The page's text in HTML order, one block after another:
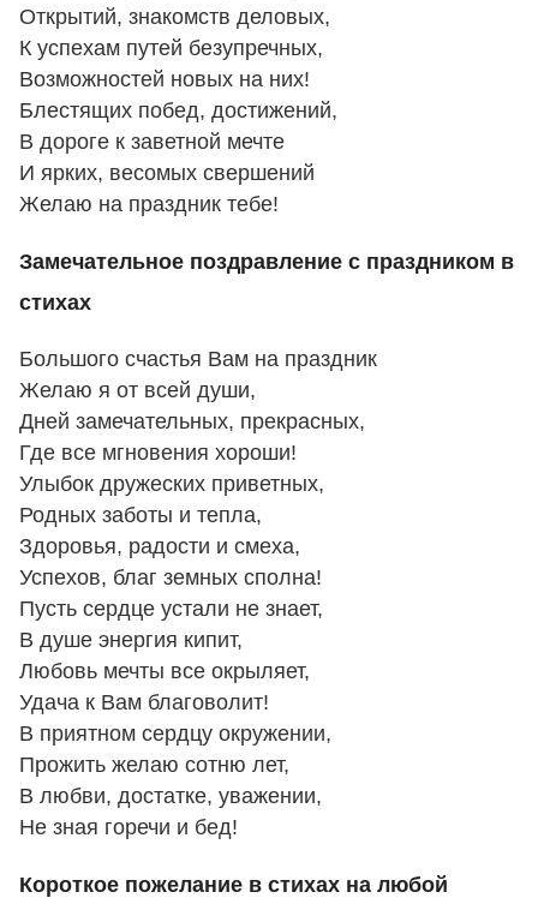
Открытий, знакомств деловых,
К успехам путей безупречных,
Возможностей новых на них!
Блестящих побед, достижений,
В дороге к заветной мечте
И ярких, весомых свершений
Желаю на праздник тебе!
Замечательное поздравление с праздником в
стихах
Большого счастья Вам на праздник
Желаю я от всей души,
Дней замечательных, прекрасных,
Где все мгновения хороши!
Улыбок дружеских приветных,
Родных заботы и тепла,
Здоровья, радости и смеха,
Успехов, благ земных сполна!
Пусть сердце устали не знает,
В душе энергия кипит,
Любовь мечты все окрыляет,
Удача к Вам благоволит!
В приятном сердцу окружении,
Прожить желаю сотню лет,
В любви, достатке, уважении,
Не зная горечи и бед!
Короткое пожелание в стихах на любой